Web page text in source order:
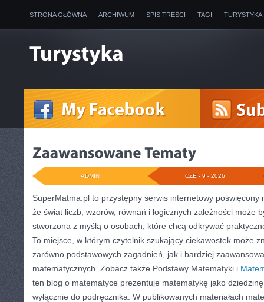
STRONA GŁÓWNA ARCHIWUM SPIS TREŚCI TAGI
CZE - 9 - 2026
ADMIN
SuperMatma.pl to przystępny serwis internetowy poświęcony
że świat liczb, wzorów, równań i logicznych zależności może
stworzona z myślą o osobach, które chcą odkrywać
To miejsce, w którym czytelnik szukający ciekawostek może
zarówno podstawowych zagadnień, jak i bardziej
matematycznych. Zobacz także Podstawy Matematyki i
ten blog o matematyce prezentuje matematykę jako
wyłącznie do podręcznika. W publikowanych materiałach